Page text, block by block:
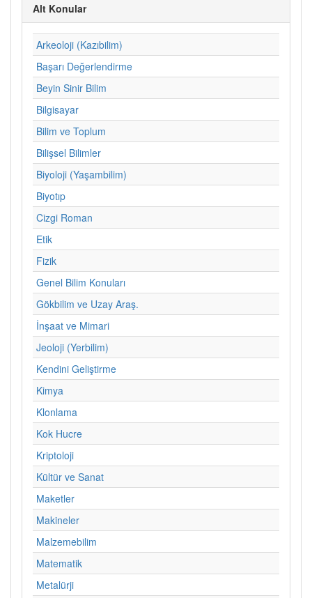
Alt Konular
Arkeoloji (Kazıbilim)
Başarı Değerlendirme
Beyin Sinir Bilim
Bilgisayar
Bilim ve Toplum
Bilişsel Bilimler
Biyoloji (Yaşambilim)
Biyotıp
Cizgi Roman
Etik
Fizik
Genel Bilim Konuları
Gökbilim ve Uzay Araş.
İnşaat ve Mimari
Jeoloji (Yerbilim)
Kendini Geliştirme
Kimya
Klonlama
Kok Hucre
Kriptoloji
Kültür ve Sanat
Maketler
Makineler
Malzemebilim
Matematik
Metalürji